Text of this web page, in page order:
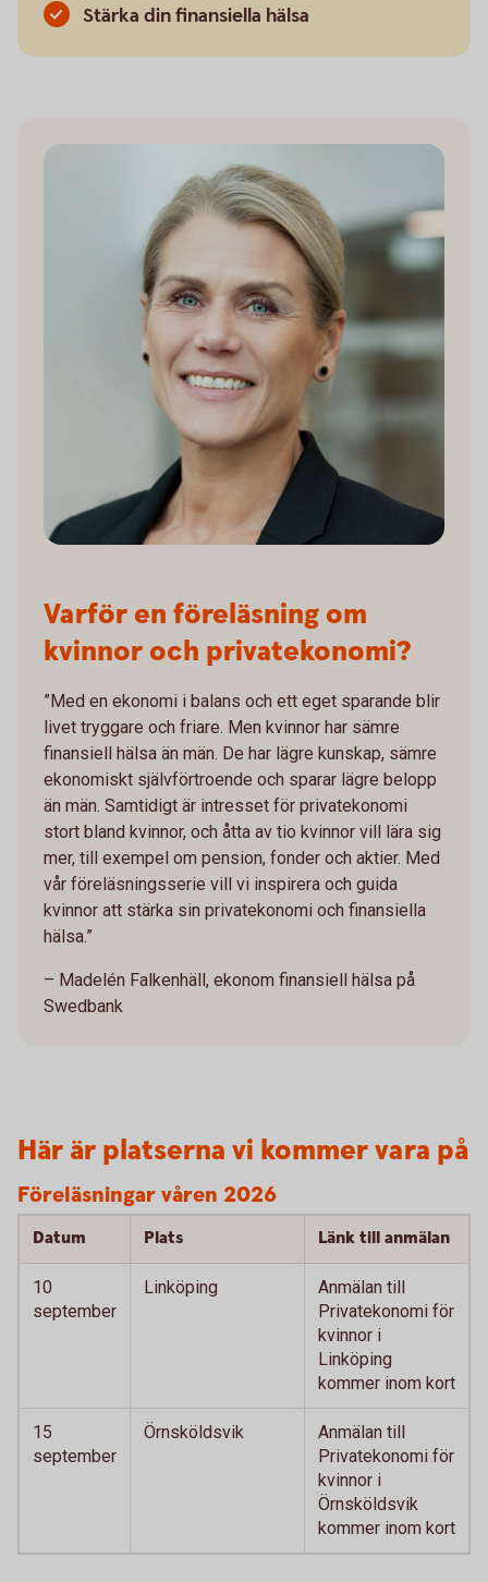
Stärka din finansiella hälsa
Varför en föreläsning om
kvinnor och privatekonomi?
”Med en ekonomi i balans och ett eget sparande blir
livet tryggare och friare. Men kvinnor har sämre
finansiell hälsa än män. De har lägre kunskap, sämre
ekonomiskt självförtroende och sparar lägre belopp
än män. Samtidigt är intresset för privatekonomi
stort bland kvinnor, och åtta av tio kvinnor vill lära sig
mer, till exempel om pension, fonder och aktier. Med
vår föreläsningsserie vill vi inspirera och guida
kvinnor att stärka sin privatekonomi och finansiella
hälsa.”
– Madelén Falkenhäll, ekonom finansiell hälsa på
Swedbank
Här är platserna vi kommer vara på
Föreläsningar våren 2026
Datum Plats Länk till anmälan
10
september
Linköping
Anmälan till
Privatekonomi för
kvinnor i
Linköping
kommer inom kort
15
september
Örnsköldsvik
Anmälan till
Privatekonomi för
kvinnor i
Örnsköldsvik
kommer inom kort